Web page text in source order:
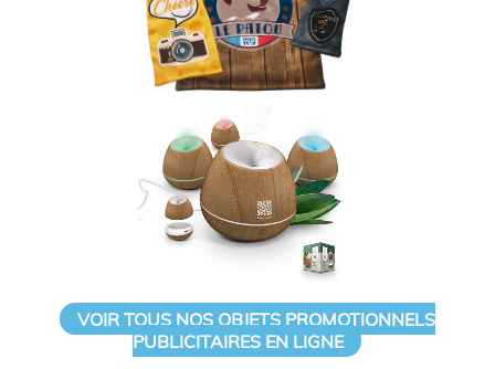
VOIR TOUS NOS OBJETS PROMOTIONNELS
PUBLICITAIRES EN LIGNE